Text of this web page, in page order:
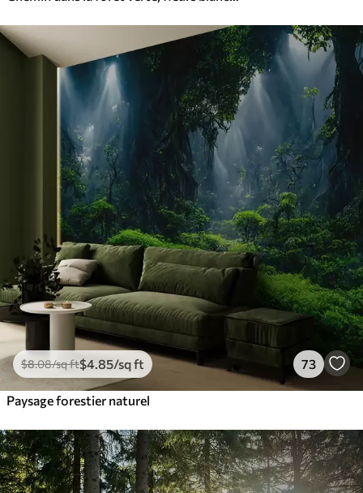
$8.08/sq ft$4 .85/sq ft 73
Paysage forestier naturel